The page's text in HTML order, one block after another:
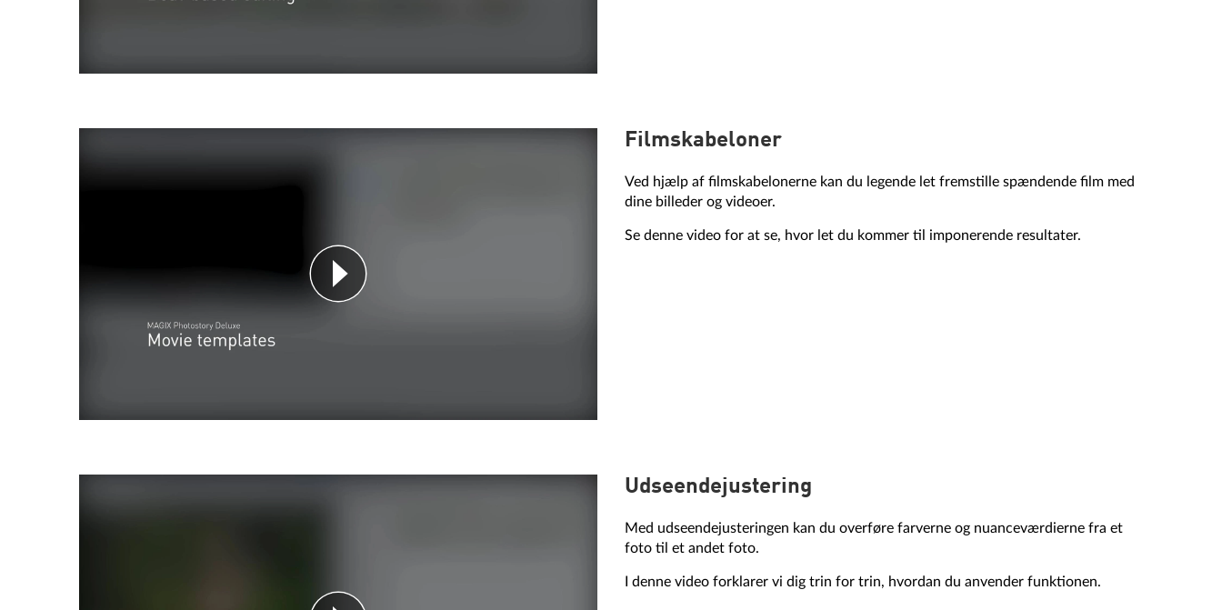
Filmskabeloner
Ved hjælp af filmskabelonerne kan du legende let fremstille spændende film med
dine billeder og videoer.
Se denne video for at se, hvor let du kommer til imponerende resultater.
Udseendejustering
Med udseendejusteringen kan du overføre farverne og nuanceværdierne fra et
foto til et andet foto.
I denne video forklarer vi dig trin for trin, hvordan du anvender funktionen.